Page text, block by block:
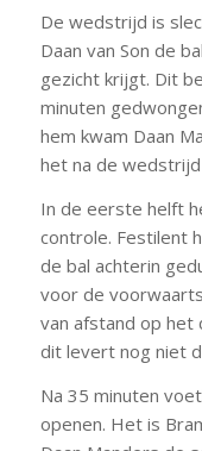
De wedstrijd is
Daan van Son de
gezicht krijgt. Dit
minuten
hem kwam Daan
het na de
In de eerste helft
controle. Festilent
de bal achterin
voor de
van afstand op het
dit levert nog niet
Na 35 minuten
openen. Het is